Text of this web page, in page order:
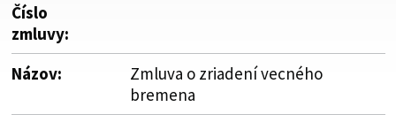
Číslo
zmluvy:
Názov:
Zmluva o zriadení vecného
bremena